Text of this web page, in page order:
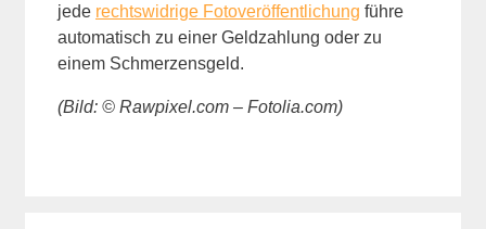
jede rechtswidrige Fotoveröffentlichung führe
automatisch zu einer Geldzahlung oder zu
einem Schmerzensgeld.
(Bild: © Rawpixel.com – Fotolia.com)